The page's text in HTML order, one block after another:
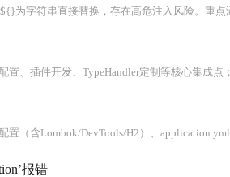
换，存在高危注入风险。重点涵盖动态SQL安全实践、模糊查询方案、
Redis分布式缓存集成方案；系统梳理BindingException、事务不生效等典型问题的根因与解法，并给出动态
、实体类与Mapper设计规范、XML映射文件编写标准（CRUD/动态SQL）、多数据源
报错